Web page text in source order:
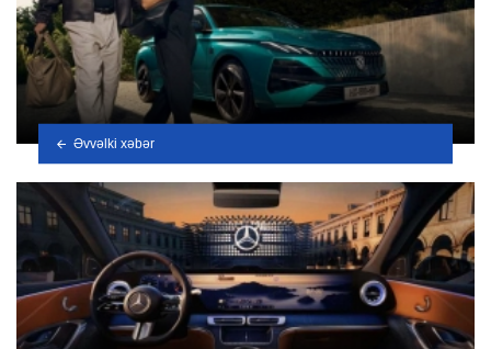
Əvvəlki xəbər